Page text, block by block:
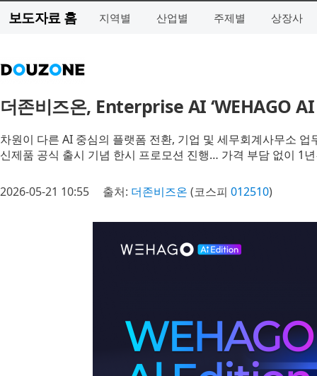
보도자료 홈 지역별 산업별 주제별 상장사
더존비즈온, Enterprise AI ‘WEHAGO
차원이 다른 AI 중심의 플랫폼 전환, 기업 및 세무회계사무소 업
신제품 공식 출시 기념 한시 프로모션 진행… 가격 부담 없이 1
2026-05-21 10:55 출처: 더존비즈온 (코스피 012510)